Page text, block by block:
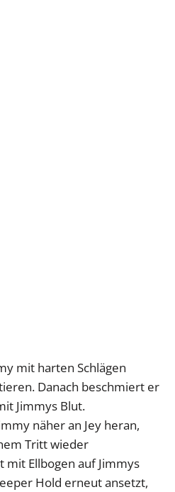
mit harten Schlägen
Danach beschmiert er
Jimmys Blut.
näher an Jey heran,
Tritt wieder
mit Ellbogen auf Jimmys
Hold erneut ansetzt,